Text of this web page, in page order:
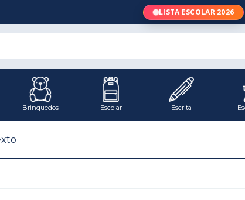
LISTA ESCOLAR 2026
Brinquedos Escolar Escrita